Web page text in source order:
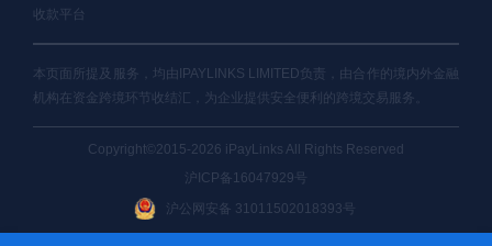
收款平台
本页面所提及服务，均由IPAYLINKS LIMITED负责，由合作的境内外金融
机构在资金跨境环节收结汇，为企业提供安全便利的跨境交易服务。
Copyright©2015-2026 iPayLinks All Rights Reserved
沪ICP备16047929号
沪公网安备 31011502018393号